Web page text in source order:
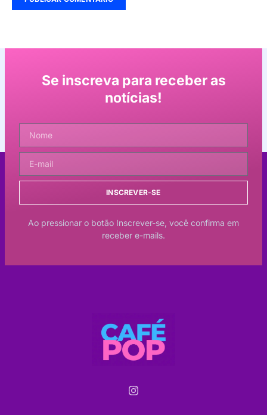
Se inscreva para receber as
notícias!
INSCREVER-SE
Ao pressionar o botão Inscrever-se, você confirma em
receber e-mails.